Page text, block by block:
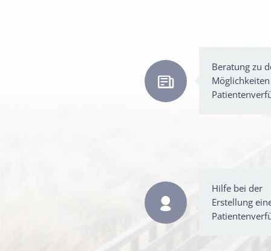
Beratung zu
Hilfe bei der
Erstellung